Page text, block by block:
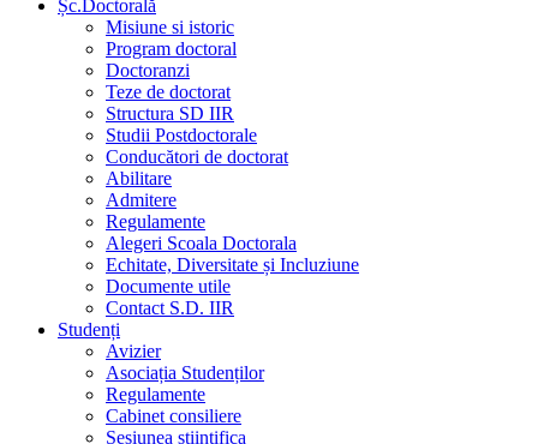
Șc.Doctorală
Misiune si istoric
Program doctoral
Doctoranzi
Teze de doctorat
Structura SD IIR
Studii Postdoctorale
Conducători de doctorat
Abilitare
Admitere
Regulamente
Alegeri Scoala Doctorala
Echitate, Diversitate și Incluziune
Documente utile
Contact S.D. IIR
Studenți
Avizier
Asociația Studenților
Regulamente
Cabinet consiliere
Sesiunea stiintifica